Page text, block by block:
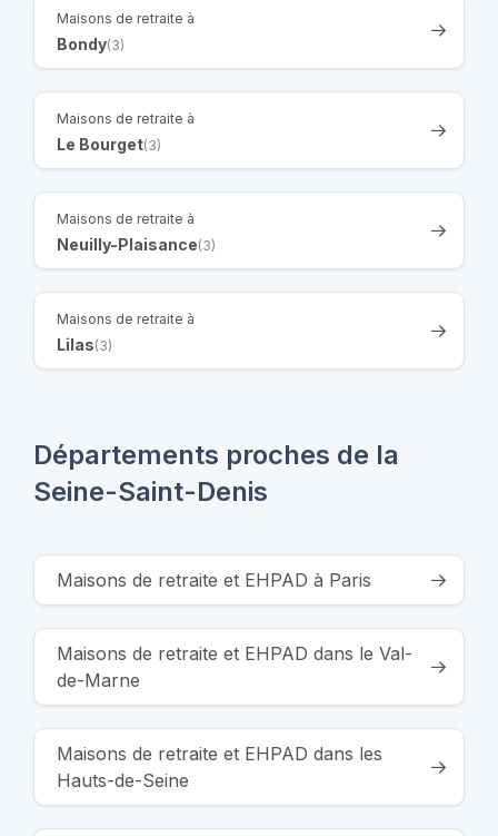
Maisons de retraite à
Bondy(3)
Maisons de retraite à
Le Bourget(3)
Maisons de retraite à
Neuilly-Plaisance(3)
Maisons de retraite à
Lilas(3)
Départements proches de la
Seine-Saint-Denis
Maisons de retraite et EHPAD à Paris
Maisons de retraite et EHPAD dans le Val-
de-Marne
Maisons de retraite et EHPAD dans les
Hauts-de-Seine